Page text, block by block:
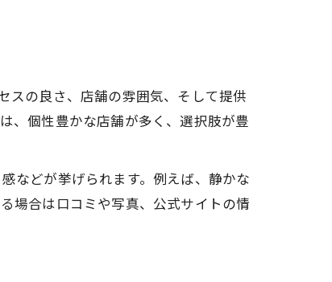
スの良さ、店舗の雰囲気、そして提供
、個性豊かな店舗が多く、選択肢が豊
などが挙げられます。例えば、静かな
場合は口コミや写真、公式サイトの情